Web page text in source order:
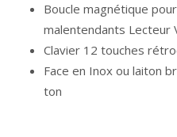
Boucle magnétique
malentendants Lecteur
Clavier 12 touches
Face en Inox ou laiton
ton